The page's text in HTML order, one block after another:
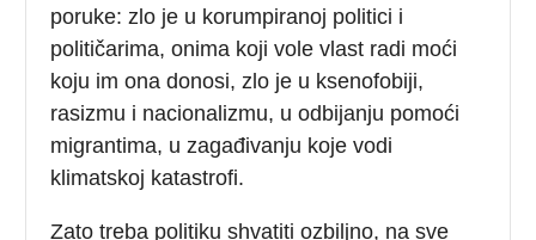
poruke: zlo je u korumpiranoj politici i
političarima, onima koji vole vlast radi moći
koju im ona donosi, zlo je u ksenofobiji,
rasizmu i nacionalizmu, u odbijanju pomoći
migrantima, u zagađivanju koje vodi
klimatskoj katastrofi.
Zato treba politiku shvatiti ozbiljno, na sve